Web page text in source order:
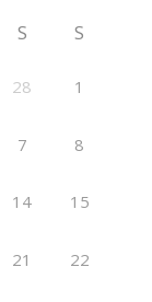
S S
28 1
7 8
14 15
21 22